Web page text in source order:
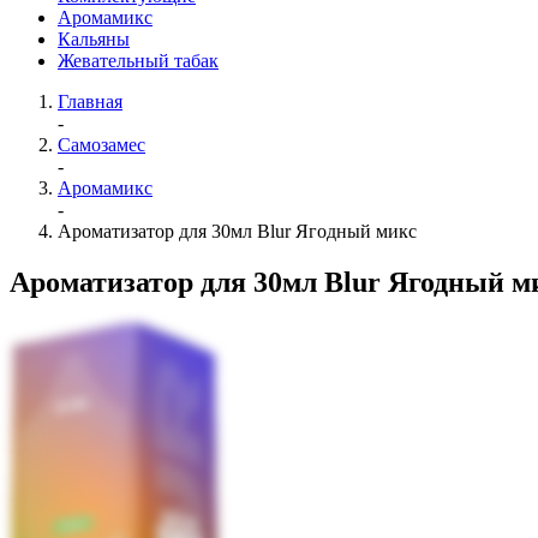
Аромамикс
Кальяны
Жевательный табак
Главная
-
Самозамес
-
Аромамикс
-
Ароматизатор для 30мл Blur Ягодный микс
Ароматизатор для 30мл Blur Ягодный